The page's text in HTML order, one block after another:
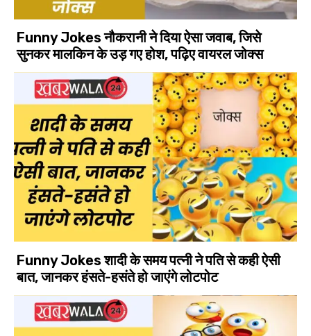
Funny Jokes नौकरानी ने दिया ऐसा जवाब, जिसे
सुनकर मालकिन के उड़ गए होश, पढ़िए वायरल जोक्स
Funny Jokes शादी के समय पत्नी ने पति से कही ऐसी
बात, जानकर हंसते-हसंते हो जाएंगे लोटपोट